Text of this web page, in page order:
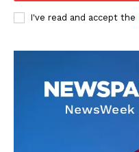
I've read and accept the